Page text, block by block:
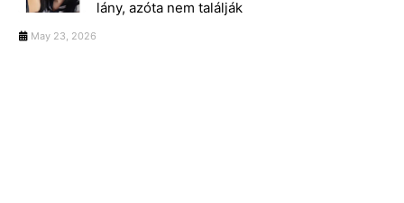
lány, azóta nem találják
May 23, 2026